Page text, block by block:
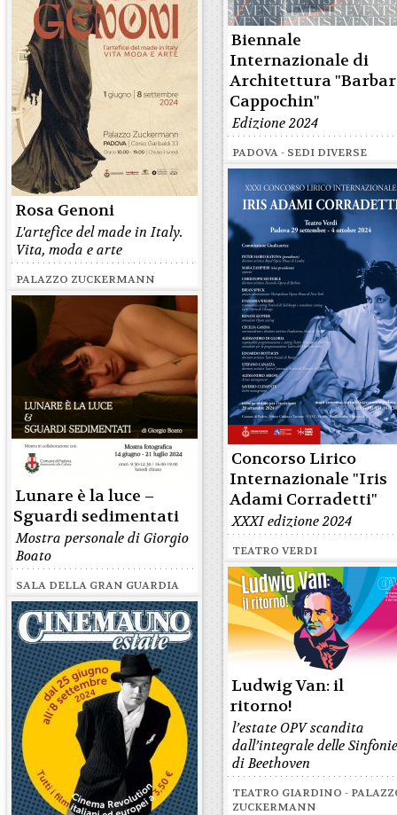
Biennale
Internazionale di
Architettura
Cappochin"
Edizione 2024
PADOVA - SEDI DIVERSE
Rosa Genoni
L'artefice del made in Italy.
Vita, moda e arte
PALAZZO ZUCKERMANN
Concorso Lirico
Internazionale "Iris
Adami Corradetti"
XXXI edizione 2024
TEATRO VERDI
Lunare è la luce –
Sguardi sedimentati
Mostra personale di Giorgio
Boato
SALA DELLA GRAN GUARDIA
Ludwig Van: il
ritorno!
l’estate OPV scandita
dall’integrale delle
di Beethoven
TEATRO GIARDINO -
ZUCKERMANN